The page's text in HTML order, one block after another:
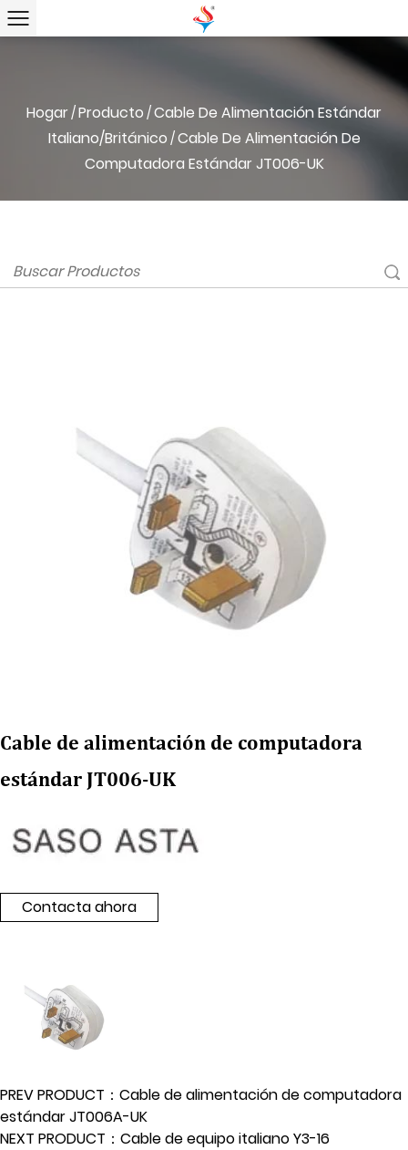
Hogar/Producto /Cable De Alimentación Estándar
Italiano/británico /Cable De Alimentación De
Computadora Estándar JT006-UK
Cable de alimentación de computadora
estándar JT006-UK
Contacta ahora
PREV PRODUCT：Cable de alimentación de computadora
estándar JT006A-UK
NEXT PRODUCT：Cable de equipo italiano Y3-16